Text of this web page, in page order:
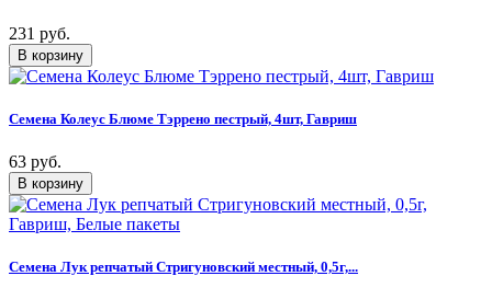
231 руб.
Семена Колеус Блюме Тэррено пестрый, 4шт, Гавриш
63 руб.
Семена Лук репчатый Стригуновский местный, 0,5г,...